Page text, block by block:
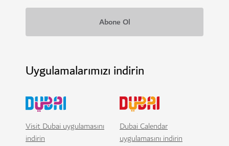
Uygulamalarımızı indirin
Visit Dubai uygulamasını
indirin
Dubai Calendar
uygulamasını indirin